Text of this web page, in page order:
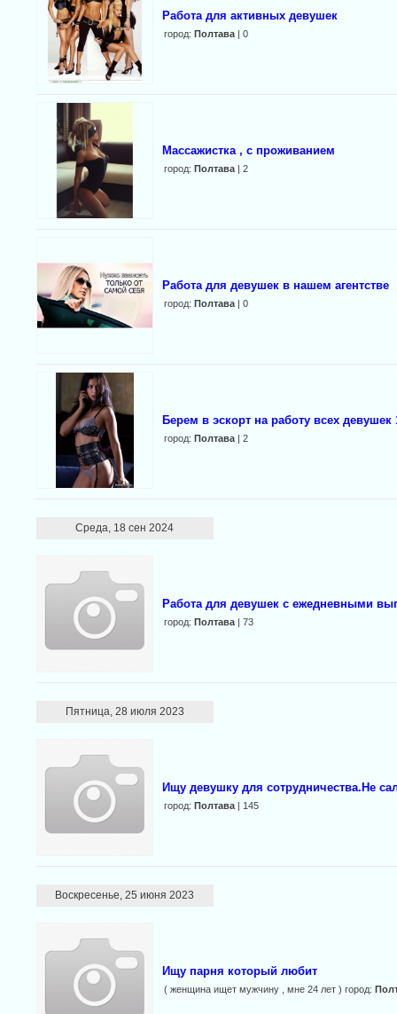
Работа для активных девушек
город: Полтава| 0
Массажистка , с проживанием
город: Полтава| 2
Работа для девушек в нашем агентстве
город: Полтава| 0
Берем в эскорт на работу всех девушек
город: Полтава| 2
Среда, 18 сен 2024
Работа для девушек с ежедневными
город: Полтава| 73
Пятница, 28 июля 2023
Ищу девушку для сотрудничества.Не
город: Полтава| 145
Воскресенье, 25 июня 2023
Ищу парня который любит
( женщина ищет мужчину , мне 24 лет ) город: